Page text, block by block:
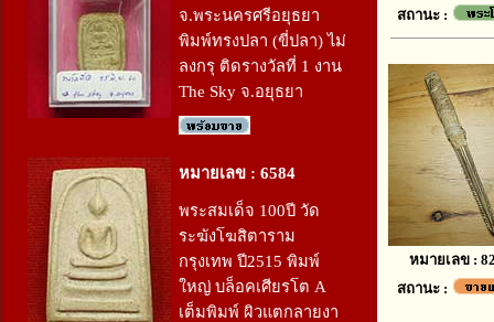
จ.พระนครศรีอยุธยา
พิมพ์ทรงปลา (ขี่ปลา) ไม่
ลงกรุ ติดรางวัลที่ 1 งาน
The Sky จ.อยุธยา
หมายเลข : 6584
พระสมเด็จ 100ปี วัด
ระฆังโฆสิตาราม
กรุงเทพ ปี2515 พิมพ์
ใหญ่ บล็อคเศียรโต A
เต็มพิมพ์ ผิวแตกลายงา
สถานะ :
หมายเลข :
สถานะ :